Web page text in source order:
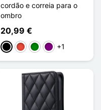
cordão e correia para o
ombro
20,99 €
PretoVermelho
VerdePúrpura
+1